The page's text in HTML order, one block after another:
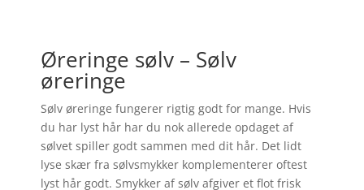
Øreringe sølv – Sølv
øreringe
Sølv øreringe fungerer rigtig godt for mange. Hvis
du har lyst hår har du nok allerede opdaget af
sølvet spiller godt sammen med dit hår. Det lidt
lyse skær fra sølvsmykker komplementerer oftest
lyst hår godt. Smykker af sølv afgiver et flot frisk